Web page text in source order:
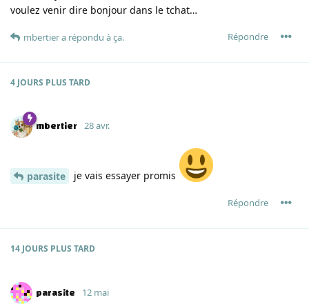
voulez venir dire bonjour dans le tchat…
Répondre
mbertiera répondu à ça.
4 JOURS PLUS TARD
mbertier 28 avr.
parasite je vais essayer promis
Répondre
14 JOURS PLUS TARD
parasite 12 mai